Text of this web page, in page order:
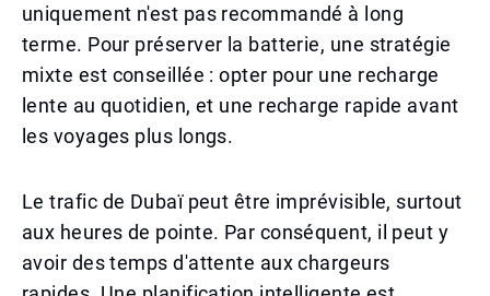
uniquement n'est pas recommandé à long
terme. Pour préserver la batterie, une stratégie
mixte est conseillée : opter pour une recharge
lente au quotidien, et une recharge rapide avant
les voyages plus longs.
Le trafic de Dubaï peut être imprévisible, surtout
aux heures de pointe. Par conséquent, il peut y
avoir des temps d'attente aux chargeurs